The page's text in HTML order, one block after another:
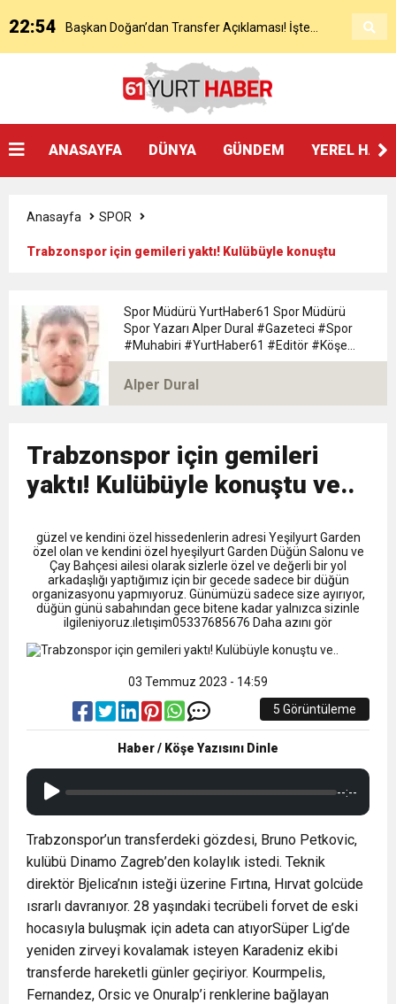
KAP’a Bildirdi
22:54 Başkan Doğan’dan Transfer Açıklaması! İşte
Mohamed Salah’ın Trabzon’da İlk Sözleri!
Bildirdi
20:05 Trabzonspor Muhammed Salah Transferini
Tamamladı
9:50 MGD’DEN ANITKABİR’E ANLAMLI ZİYARET
18:59 Trabzonspor Mitongo Transferini KAP’a Bildirdi
22:58
KAP’a Bildirdi
ANASAYFA DÜNYA GÜNDEM YEREL
Anasayfa SPOR
Trabzonspor için gemileri yaktı! Kulübüyle konuştu
Spor Müdürü YurtHaber61 Spor Müdürü
Spor Yazarı Alper Dural #Gazeteci #Spor
#Muhabiri #YurtHaber61 #Editör #Köşe
#Yazarı Trabzon Bölgesi 61yurthaber Spor
Müdürü spor Yazarı Alper Dural
Alper Dural
Trabzonspor için gemileri
yaktı! Kulübüyle konuştu ve..
güzel ve kendini özel hissedenlerin adresi Yeşilyurt Garden
özel olan ve kendini özel hyeşilyurt Garden Düğün Salonu ve
Çay Bahçesi ailesi olarak sizlerle özel ve değerli bir yol
arkadaşlığı yaptığımız için bir gecede sadece bir düğün
organizasyonu yapmıyoruz. Günümüzü sadece size ayırıyor,
düğün günü sabahından gece bitene kadar yalnızca sizinle
ilgileniyoruz.ıletışim05337685676 Daha azını gör
03 Temmuz 2023 - 14:59
5 Görüntüleme
Haber / Köşe Yazısını Dinle
--:--
Trabzonspor’un transferdeki gözdesi, Bruno Petkovic,
kulübü Dinamo Zagreb’den kolaylık istedi. Teknik
direktör Bjelica’nın isteği üzerine Fırtına, Hırvat golcüde
ısrarlı davranıyor. 28 yaşındaki tecrübeli forvet de eski
hocasıyla buluşmak için adeta can atıyorSüper Lig’de
yeniden zirveyi kovalamak isteyen Karadeniz ekibi
transferde hareketli günler geçiriyor. Kourmpelis,
Fernandez, Orsic ve Onuralp’i renklerine bağlayan